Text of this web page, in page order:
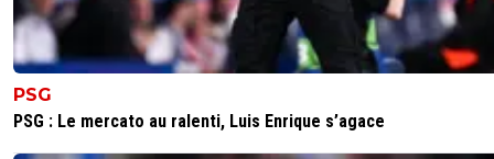
Répondre
eric-gf38iste-par-d-faut 02 novembre 2017 à 23:36
PSG
PSG : Le mercato au ralenti, Luis Enrique s’agace